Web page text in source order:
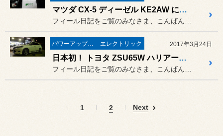
マツダ CX-5 ディーゼル KE2AW に インタースター社 スロットルコントローラー “PPT” 取付。
パワーアップ系 マフラー＆エアークリーナー＆ＥＣＵ エレクトリック 2017年3月24日
日本初！ トヨタ ZSU65W ハリアー に Plasma Direct（プラズマダイレクト）取付作業 ／ OKADA PROJECTS （オカダプロジェクツ）
1 2 Next